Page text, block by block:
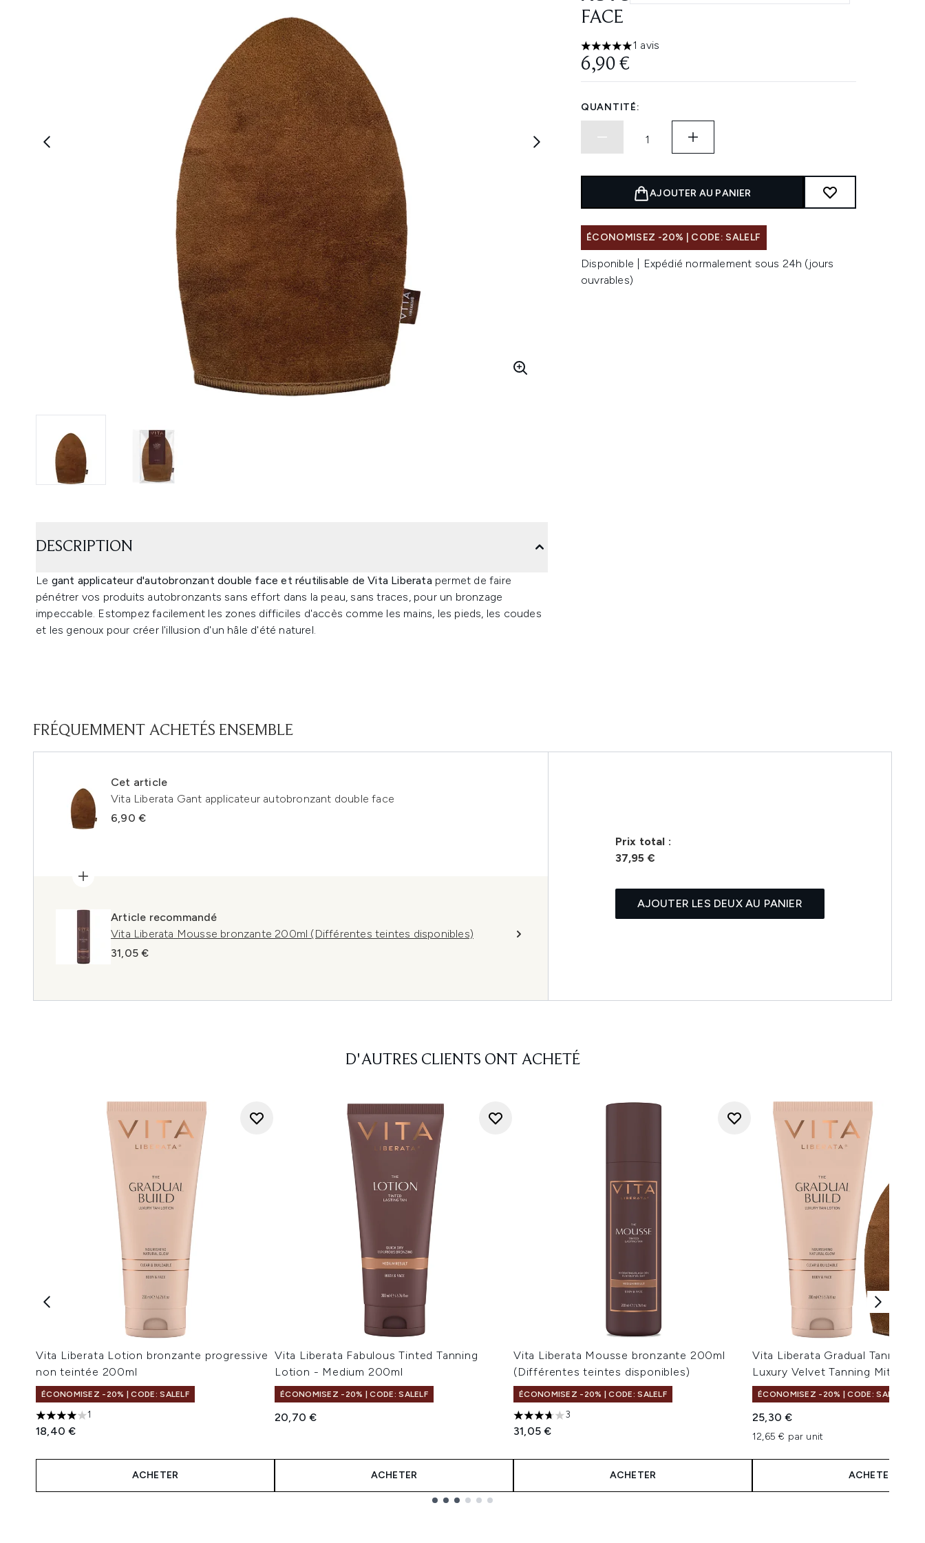
FACE
5 étoiles sur un maximum de 5
1 avis
6,90 €
QUANTITÉ:
AJOUTER AU PANIER
ÉCONOMISEZ -20% | CODE: SALELF
Disponible | Expédié normalement sous 24h (jours
ouvrables)
DESCRIPTION
Le gant applicateur d'autobronzant double face et réutilisable de Vita Liberata permet de faire
pénétrer vos produits autobronzants sans effort dans la peau, sans traces, pour un bronzage
impeccable. Estompez facilement les zones difficiles d'accès comme les mains, les pieds, les coudes
et les genoux pour créer l'illusion d'un hâle d'été naturel.
FRÉQUEMMENT ACHETÉS ENSEMBLE
Cet article
Vita Liberata Gant applicateur autobronzant double face
6,90 €
Article recommandé
Vita Liberata Mousse bronzante 200ml (Différentes teintes disponibles)
31,05 €
Prix ​​total :
37,95 €
AJOUTER LES DEUX AU PANIER
D'AUTRES CLIENTS ONT ACHETÉ
Vita Liberata Lotion bronzante progressive
non teintée 200ml
ÉCONOMISEZ -20% | CODE: SALELF
4 étoiles sur un maximum de 5
1
18,40 €
ACHETER
Vita Liberata Fabulous Tinted Tanning
Lotion - Medium 200ml
ÉCONOMISEZ -20% | CODE: SALELF
20,70 €
ACHETER
Vita Liberata Mousse bronzante 200ml
(Différentes teintes disponibles)
ÉCONOMISEZ -20% | CODE: SALELF
3.67 étoiles sur un maximum de 5
3
31,05 €
ACHETER
Vita Liberata Gradual Tanning
Luxury Velvet Tanning Mitt -
ÉCONOMISEZ -20% | CODE: SALELF
25,30 €
12,65 € par unit
ACHETER